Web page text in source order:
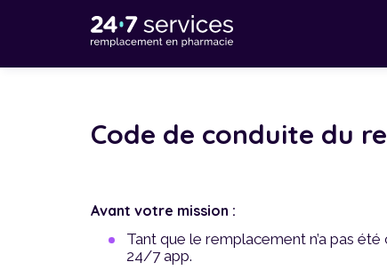
Code de conduite du
Avant votre mission :
Tant que le remplacement n’a pas
24/7 app.